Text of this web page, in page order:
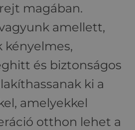
magában.
amellett,
kényelmes,
és biztonságos
ki a
amelyekkel
otthon lehet a